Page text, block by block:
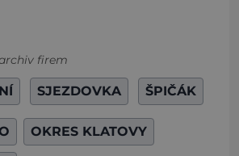
firem
SJEZDOVKA ŠPIČÁK
OKRES KLATOVY